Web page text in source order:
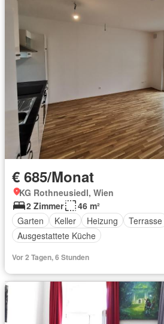
€ 685/Monat
KG Rothneusiedl, Wien
2 Zimmer
46 m²
Garten
Keller Heizung
Terrasse
Ausgestattete Küche
Vor 2 Tagen, 6 Stunden